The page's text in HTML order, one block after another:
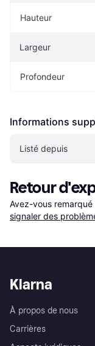
Hauteur
Largeur
Profondeur
Informations
Listé depuis
Retour
Avez-vous
signaler des
Klarna
À propos de nous
Carrières